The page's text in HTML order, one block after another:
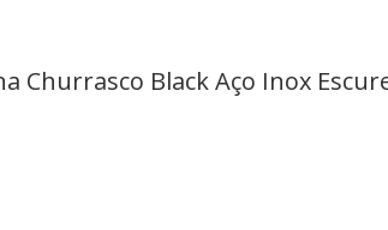
Churrasco Black Aço Inox